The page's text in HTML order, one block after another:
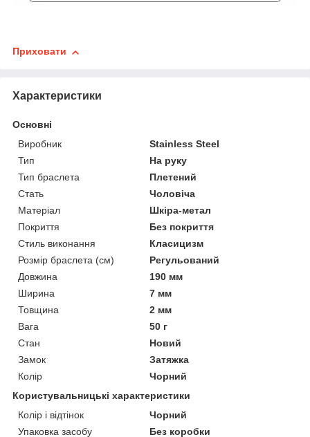
Приховати
Характеристики
Основні
Виробник
Stainless Steel
Тип
На руку
Тип браслета
Плетений
Стать
Чоловіча
Матеріал
Шкіра-метал
Покриття
Без покриття
Стиль виконання
Класицизм
Розмір браслета (см)
Регульований
Довжина
190 мм
Ширина
7 мм
Товщина
2 мм
Вага
50 г
Стан
Новий
Замок
Затяжка
Колір
Чорний
Користувальницькі характеристики
Колір і відтінок
Чорний
Упаковка засобу
Без коробки